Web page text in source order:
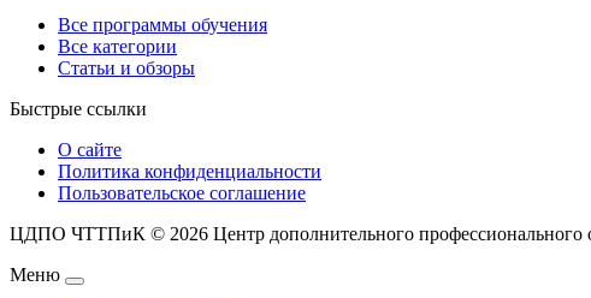
Все программы обучения
Все категории
Статьи и обзоры
Быстрые ссылки
О сайте
Политика конфиденциальности
Пользовательское соглашение
ЦДПО ЧТТПиК © 2026 Центр дополнительного
Меню